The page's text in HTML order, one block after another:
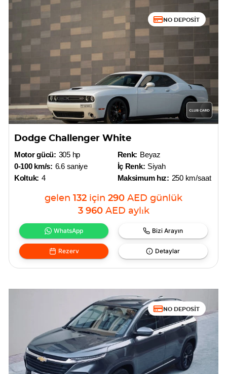
NO DEPOSIT
Dodge Challenger White
Motor gücü: 305 hp
0-100 km/s: 6.6 saniye
Koltuk: 4
Renk: Beyaz
İç Renk: Siyah
Maksimum hız: 250 km/saat
gelen 132 için 290 AED günlük
3 960 AED aylık
WhatsApp Bizi Arayın
Rezerv Detaylar
NO DEPOSIT